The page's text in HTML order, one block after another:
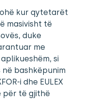
kur qytetarët
masivisht të
duke
me
si
bashkëpunim
i dhe EULEX
për të gjithë